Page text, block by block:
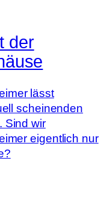
der
lässt
scheinenden
Sind wir
eigentlich nur